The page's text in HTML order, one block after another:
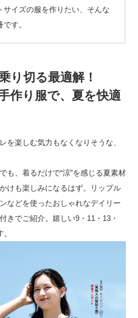
サイズの服を作りたい、そんな
す。
り切る最適解！
作り服で、夏を快適
を楽しむ気力もなくなりそうな、
も、着るだけで“涼”を感じる夏素材
けも楽しみになるはず。リップル
などを使ったおしゃれなデイリー
きでご紹介。嬉しい9・11・13・